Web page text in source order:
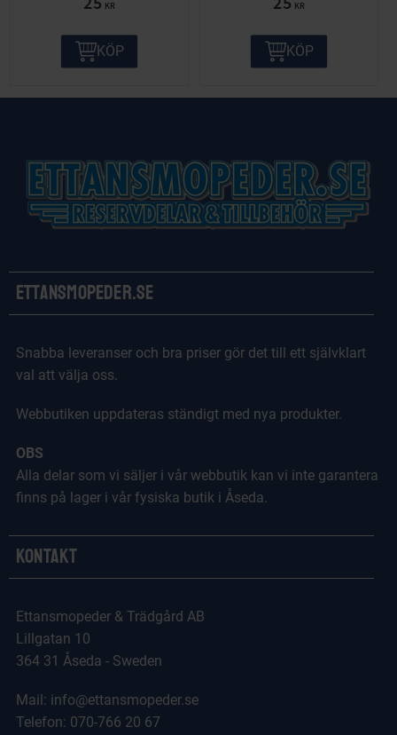
KR
KÖP
KR
KÖP
Ettansmopeder.se
Snabba leveranser och bra priser gör det till ett självklart
val att välja oss.
Webbutiken uppdateras ständigt med nya produkter.
OBS
Alla delar som vi säljer i vår webbutik kan vi inte garantera
finns på lager i vår fysiska butik i Åseda.
Kontakt
Ettansmopeder & Trädgård AB
Lillgatan 10
364 31 Åseda - Sweden
Mail: info@ettansmopeder.se
Telefon: 070-766 20 67